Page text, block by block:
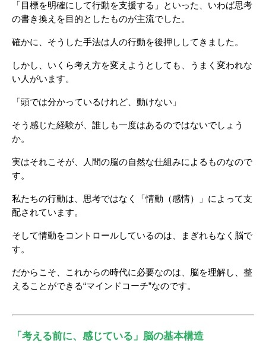
「目標を明確にして行動を支援する」といった、いわば思考
の書き換えを目的としたものが主流でした。
確かに、そうした手法は人の行動を後押ししてきました。
しかし、いくら考え方を変えようとしても、うまく変われな
い人がいます。
「頭では分かっているけれど、動けない」
そう感じた経験が、誰しも一度はあるのではないでしょう
か。
実はそれこそが、人間の脳の自然な仕組みによるものなので
す。
私たちの行動は、思考ではなく「情動（感情）」によって支
配されています。
そして情動をコントロールしているのは、まぎれもなく脳で
す。
だからこそ、これからの時代に必要なのは、脳を理解し、整
えることができる“マインドコーチ”なのです。
「考える前に、感じている」脳の基本構造